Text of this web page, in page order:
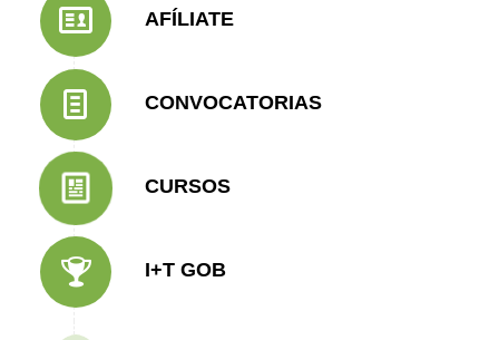
AFÍLIATE
CONVOCATORIAS
CURSOS
I+T GOB